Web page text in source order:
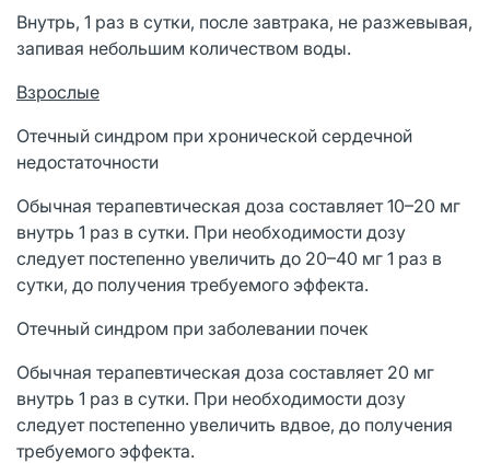
Внутрь, 1 раз в сутки, после завтрака, не разжевывая,
запивая небольшим количеством воды.
Взрослые
Отечный синдром при хронической сердечной
недостаточности
Обычная терапевтическая доза составляет 10–20 мг
внутрь 1 раз в сутки. При необходимости дозу
следует постепенно увеличить до 20–40 мг 1 раз в
сутки, до получения требуемого эффекта.
Отечный синдром при заболевании почек
Обычная терапевтическая доза составляет 20 мг
внутрь 1 раз в сутки. При необходимости дозу
следует постепенно увеличить вдвое, до получения
требуемого эффекта.